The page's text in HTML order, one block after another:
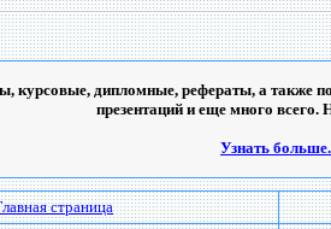
курсовые, дипломные, рефераты, а также
презентаций и еще много всего.
Узнать
страница